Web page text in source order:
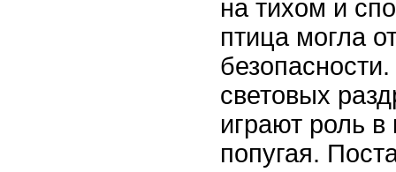
на тихом и
птица могла
световых
играют роль в
попугая.